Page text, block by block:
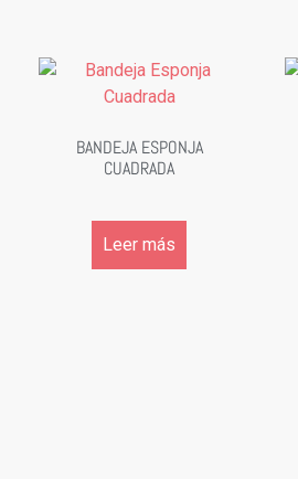
BANDEJA ESPONJA
CUADRADA
Leer más